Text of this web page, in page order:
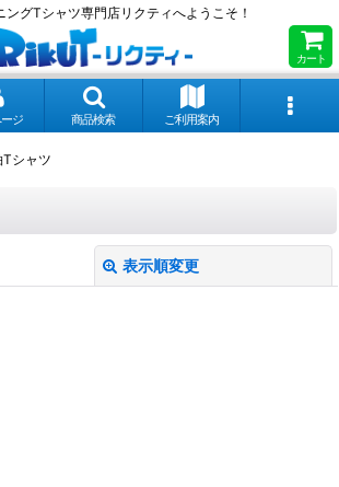
ングTシャツ専門店リクティへようこそ！
カート
ジ 商品検索 ご利用案内
Tシャツ
表示順変更